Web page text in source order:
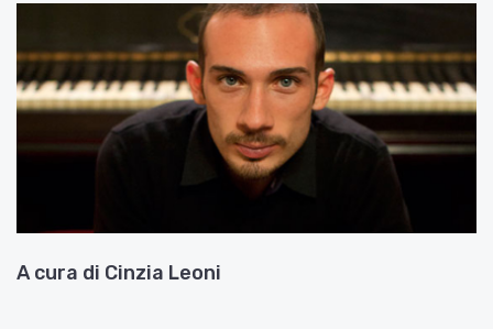
A cura di Cinzia Leoni